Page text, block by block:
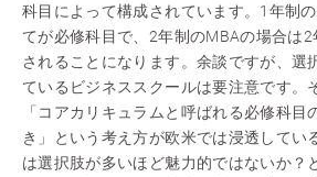
科目によって構成されています。1年制
てが必修科目で、2年制のMBAの場合は
されることになります。余談ですが、選
ているビジネススクールは要注意です。
「コアカリキュラムと呼ばれる必修科目
き」という考え方が欧米では浸透してい
は選択肢が多いほど魅力的ではないか？